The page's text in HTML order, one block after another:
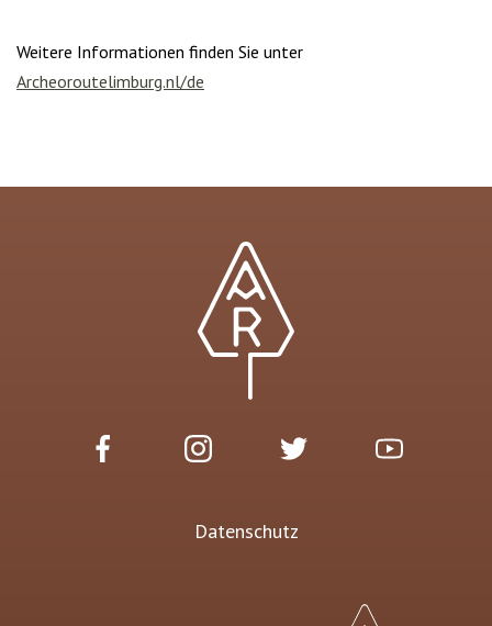
Weitere Informationen finden Sie unter
Archeoroutelimburg.nl/de
Datenschutz